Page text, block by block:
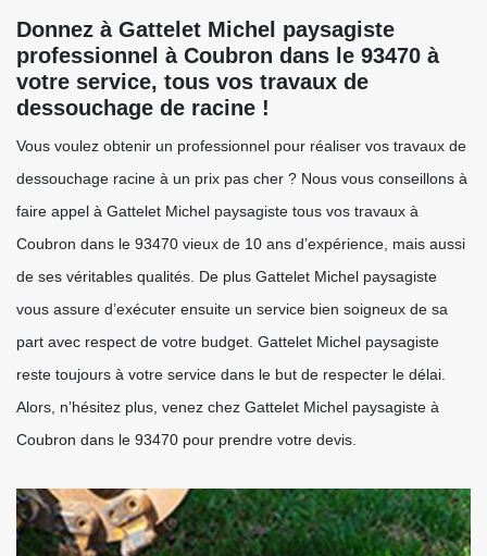
Donnez à Gattelet Michel paysagiste
professionnel à Coubron dans le 93470 à
votre service, tous vos travaux de
dessouchage de racine !
Vous voulez obtenir un professionnel pour réaliser vos travaux de
dessouchage racine à un prix pas cher ? Nous vous conseillons à
faire appel à Gattelet Michel paysagiste tous vos travaux à
Coubron dans le 93470 vieux de 10 ans d’expérience, mais aussi
de ses véritables qualités. De plus Gattelet Michel paysagiste
vous assure d’exécuter ensuite un service bien soigneux de sa
part avec respect de votre budget. Gattelet Michel paysagiste
reste toujours à votre service dans le but de respecter le délai.
Alors, n’hésitez plus, venez chez Gattelet Michel paysagiste à
Coubron dans le 93470 pour prendre votre devis.